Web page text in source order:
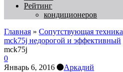
Рейтинг
кондиционеров
Главная » Сопутствующая техника
mck75j недорогой и эффективный
mck75j
0
Январь 6, 2016
Аркадий